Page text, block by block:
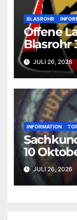
BLASROHR
Offene
Blasrohr
JULI 26, 2026
INFORMATION
10
JULI 26, 2026